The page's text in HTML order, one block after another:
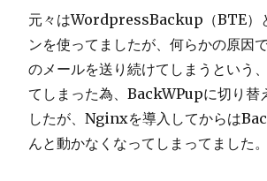
元々はWordpressBackup（BTE）
ンを使ってましたが、何らかの原因
のメールを送り続けてしまうという
てしまった為、BackWPupに切り替
したが、Nginxを導入してからは
んと動かなくなってしまってました。